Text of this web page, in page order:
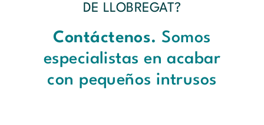
DE LLOBREGAT?
Contáctenos. Somos
especialistas en acabar
con pequeños intrusos